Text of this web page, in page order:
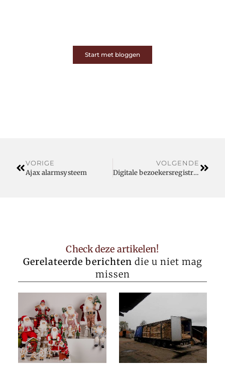
Start met bloggen
VORIGE
Ajax alarmsysteem
VOLGENDE
Digitale bezoekersregistratie is efficiënt, hygiënisch en persoonlijk
Check deze artikelen!
Gerelateerde berichten die u niet mag
missen